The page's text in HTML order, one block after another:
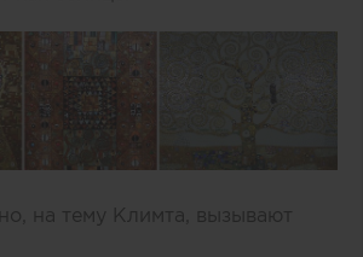
на тему
Климта, вызывают